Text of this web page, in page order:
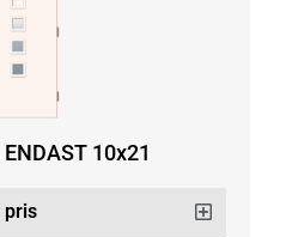
10x21
pris